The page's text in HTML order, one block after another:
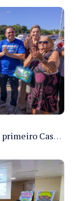
Governo do Amazonas inaugura primeiro Castramóvel Fluvial para atendimento veterinário às comunidades ribeirinhas e castração gratuita